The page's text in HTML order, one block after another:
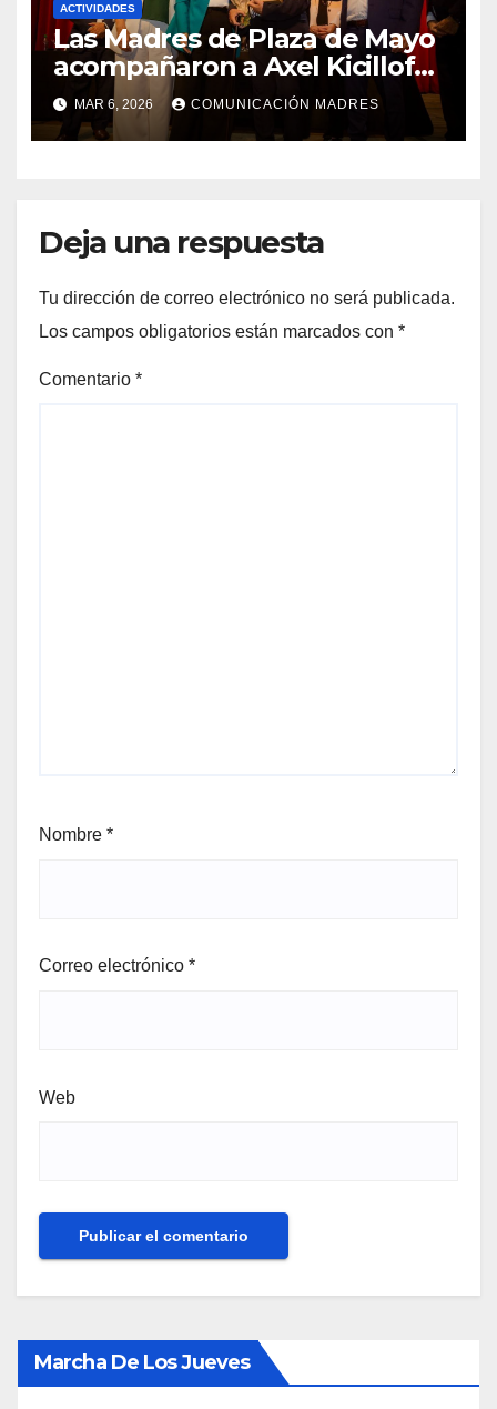
ACTIVIDADES
Las Madres de Plaza de Mayo
acompañaron a Axel Kicillof
en el cierre de las jornadas
por el Día Internacional de la
Mujer Trabajadora
MAR 6, 2026 COMUNICACIÓN MADRES
Deja una respuesta
Tu dirección de correo electrónico no será publicada.
Los campos obligatorios están marcados con *
Comentario *
Nombre *
Correo electrónico *
Web
Marcha De Los Jueves